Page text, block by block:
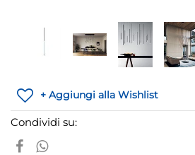
+ Aggiungi alla Wishlist
Condividi su: